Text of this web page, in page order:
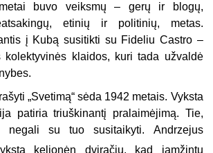
buvo veiksmų – gerų ir blogų,
etinių ir politinių, metas.
į Kubą susitikti su Fideliu Castro –
kolektyvinės klaidos, kuri tada užvaldė
„Svetimą“ sėda 1942 metais. Vyksta
patiria triuškinantį pralaimėjimą. Tie,
negali su tuo susitaikyti. Andrzejus
kelionėn dviračiu, kad įamžintų